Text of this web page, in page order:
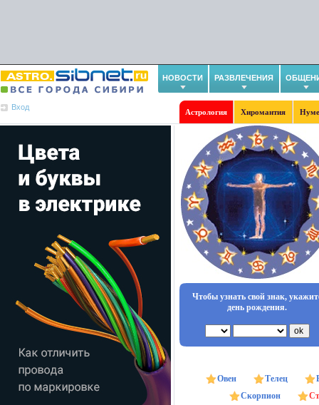
НОВОСТИ РАЗВЛЕЧЕНИЯ
Вход
Астрология Хиромантия
Чтобы узнать свой знак,
день рождения.
Овен Телец
Скорпион